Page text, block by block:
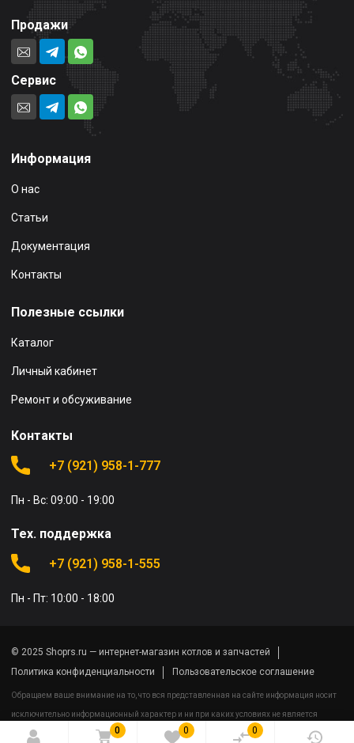
0 0 0
Продажи
Сервис
Информация
О нас
Статьи
Документация
Контакты
Полезные ссылки
Каталог
Личный кабинет
Ремонт и обсуживание
Контакты
+7 (921) 958-1-777
Пн - Вс: 09:00 - 19:00
Тех. поддержка
+7 (921) 958-1-555
Пн - Пт: 10:00 - 18:00
© 2025 Shoprs.ru — интернет-магазин котлов и запчастей
Политика конфиденциальности
Пользовательское соглашение
Обращаем ваше внимание на то, что вся представленная на сайте информация носит
исключительно информационный характер и ни при каких условиях не является
публичной офертой определяемой положениями Статьи 437(2) Гражданского кодекса